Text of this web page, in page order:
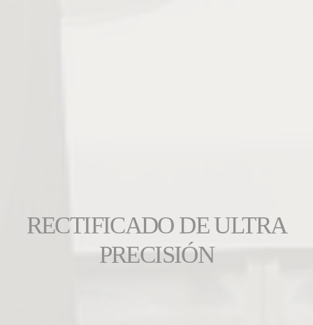
RECTIFICADO DE ULTRA
PRECISIÓN